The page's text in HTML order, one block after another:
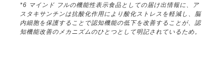
*6 マインド フルの機能性表示食品としての届け出情報に、ア
スタキサンチンは抗酸化作用により酸化ストレスを軽減し、脳
内細胞を保護することで認知機能の低下を改善することが、認
知機能改善のメカニズムのひとつとして明記されているため。